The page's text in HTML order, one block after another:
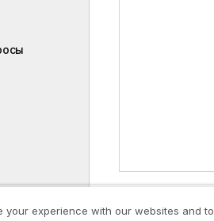
your experience with our websites and to